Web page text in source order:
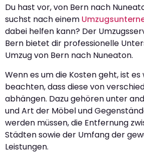
Du hast vor, von Bern nach
suchst nach einem
dabei helfen kann? Der
Bern bietet dir professionelle
Umzug von Bern nach Nuneaton.
Wenn es um die Kosten geht, ist es
beachten, dass diese von
abhängen. Dazu gehören unter
und Art der Möbel und
werden müssen, die Entfernung
Städten sowie der Umfang der
Leistungen.